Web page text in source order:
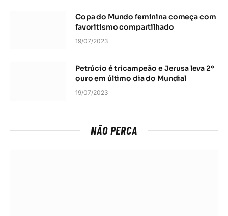
Copa do Mundo feminina começa com
favoritismo compartilhado
19/07/2023
Petrúcio é tricampeão e Jerusa leva 2º
ouro em último dia do Mundial
19/07/2023
NÃO PERCA